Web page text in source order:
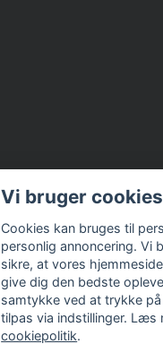
Vi bruger cookies
Cookies kan bruges til
personlig annoncering. Vi
sikre, at vores
give dig den bedste
samtykke ved at trykke
tilpas via indstillinger. Læs
cookiepolitik.